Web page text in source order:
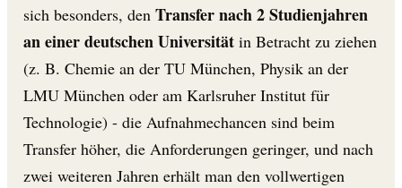
sich besonders, den Transfer nach 2 Studienjahren
an einer deutschen Universität in Betracht zu ziehen
(z. B. Chemie an der TU München, Physik an der
LMU München oder am Karlsruher Institut für
Technologie) - die Aufnahmechancen sind beim
Transfer höher, die Anforderungen geringer, und nach
zwei weiteren Jahren erhält man den vollwertigen